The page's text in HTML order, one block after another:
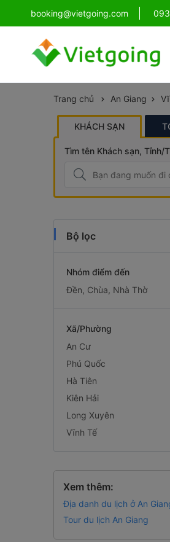
booking@vietgoing.comCombo Phú
Trang chủ An Giang
KHÁCH SẠN
Tìm tên Khách sạn, Tỉnh/
Bộ lọc
Nhóm điểm đến
Đền, Chùa, Nhà Thờ
Xã/Phường
An Cư
Phú Quốc
Hà Tiên
Kiên Hải
Long Xuyên
Vĩnh Tế
Xem thêm:
Địa danh du lịch ở An
Tour du lịch An Giang